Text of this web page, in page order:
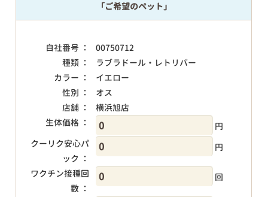
「ご希望のペット」
自社番号 ：
00750712
種類 ：
ラブラドール・レトリバー
カラー ：
イエロー
性別 ：
オス
店舗 ：
横浜旭店
生体価格 ：
円
クーリク安心パ
ック ：
円
ワクチン接種回
数 ：
回